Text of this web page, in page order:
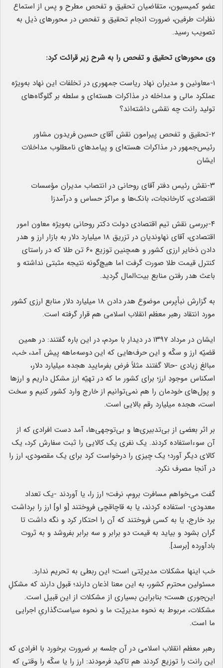
عضو کمیسیون، متقاضیان تحقیق و تفحص مطرح و پس از استماع
نظرات طرفین، ضرورت انجام تحقیق و تفحص در محورهای ذیل به
تصویب رسید.
وی محورهای تحقیق و تفحص را به شرح زیر قرائت کرد:
۱-معاونین و مدیران نهاد ریاست جمهوری در تخلفات این نهاد به‌ویژه
عملکرد مالی و مداخله در مذاکرات هسته‌ای و سلطه بر گلوگاه‌های
تولید رانت چه نقشی داشته‌اند؟
۲-تحقیق و تفحص پیرامون نقش آقای حسین فریدون مشاور
رئیس‌جمهور در مذاکرات هسته‌ای و پیامدهای نامطلوب مداخلات
ایشان
۳-نقش رئیس دفتر آقای روحانی در انتصاب مدیران مؤسسات
اقتصادی، کارخانجات، بانک‌ها و مراکز حساس و درآمدزا
۴-بررسی نقش تیم اقتصادی دولت دکتر روحانی به‌ویژه معاون امور
اقتصادی، آقای نهاوندیان در تزریق ۱۸ میلیارد دلار به بازار ارز و هدر
دادن ذخایر ارزی کشور و همچنین توزیع ۶۰ تن طلا که در راستای
کنترل قیمت طلا صورت گرفت اما هیچ‌گونه نتیجه مثبتی نداشته و
باعث هدر رفتن منابع بیت‌المال گردید.
به گزارش نبأپرس موضوع هدر دادن ۱۸ میلیارد دلار منابع ارزی کشور
مورد انتقاد رهبر معظم انقلاب اسلامی هم قرار گرفته است.
ایشان در مرداد ۱۳۹۷ در دیدار با مردم، در این باره گفتند: در همین
قضیّه ارز و سکّه و این حرف‌هایی که این دوسه‌ماهه پیش آمد، خب،
مبالغ زیادی -حالا گفتند مثلاً فرض بفرمایید هجده میلیارد دلار،
اسکناس موجودِ ارز؛ برای کشور ما که در تهیّه ارز مشکل داریم و ارزها
و پول‌های خودمان را هم نمی‌توانیم از خارج وارد کشور کنیم و سخت
است، هجده میلیارد رقم بالایی است.
بر اثر بعضی از بی‌تدبیری‌ها و بی‌توجهی‌ها، آمد دست افرادی که از
آن سوءاستفاده کردند. یک نفری یک کالایی را ثبت سفارش کرد، یک
کالای دیگر آورد؛ یک چیزی را درخواست کرد برای یک مقصودی، ارز را
در آنجا مصرف نکرد.
گفت می‌خواهم مسافرت بروم، نرفت؛ ارز را، یا آوردند -یک تعداد
معدودی- استفاده کردند، یا به قاچاقچی فروختند [و او] ارز را برداشت
برد خارج، یا به کسی فروختند که آن را احتکار کرد و نگه داشت تا
گران بشود و بیاید به قیمت دو برابر و سه برابر بفروشد و به ثروت
بادآورده [برسد].
خب اینها مشکلات مدیریّتی است؛ این ربطی به تحریم ندارد.
مسئولین محترم کشور، به این معنا اذعان دارند؛ قبول دارند که مشکلِ
این‌جوری هست؛ بنابراین بسیاری از مشکلات از این قبیل است.
مشکلات، مربوط به نحوه مدیریّت ما و نحوه سیاست‌گذاریِ اجرایی
ما است.
رهبر معظم انقلاب اسلامی در آن جلسه بر ضرورت برخورد با افرادی که
این رانت را توزیع کردند هم تاکید فرمودند: ارز را یا سکّه را وقتی که